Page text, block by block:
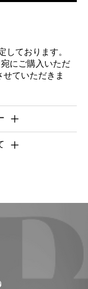
しております。
にご購入いただ
ていただきま